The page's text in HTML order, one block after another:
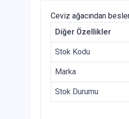
Ceviz ağacından
Diğer Özellikler
Stok Kodu
Marka
Stok Durumu